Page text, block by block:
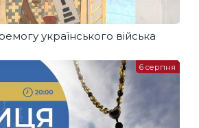
українського війська
6 серпня